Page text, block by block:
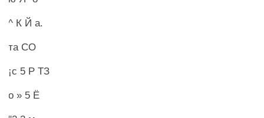
^ К Й а.
та СО
¡с 5 Р ТЗ
о » 5 Ё